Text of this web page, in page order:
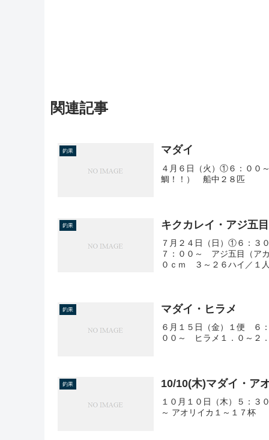
関連記事
釣果 マダイ
４月６日（火）①６：００
鯛！！） 船中２８匹
釣果 キクカレイ・アジ五
７月２４日（日）①６：３
７：００～ アジ五目（ア
０ｃｍ ３～２６ハイ／１
釣果 マダイ・ヒラメ
６月１５日（金）１便 ６
００～ ヒラメ１．０～２
釣果 10/10(木)マダイ・ア
１０月１０日（木）５：３
～ アオリイカ１～１７杯